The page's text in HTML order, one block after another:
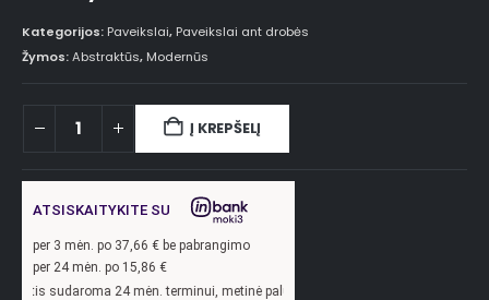
Kategorijos: Paveikslai, Paveikslai ant drobės
Žymos:Abstraktūs, Modernūs
Į KREPŠELĮ
ATSISKAITYKITE SU
per 3 mėn. po 37,66 € be pabrangimo
per 24 mėn. po 15,86 €
24 mėn. terminui, metinė palūkanų norma – 13,9